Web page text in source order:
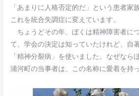
「あまりに人格否定的だ」という患者家
これを統合失調症に変えています。
ちょうどその年、ぼくは精神障害者に
て、学会の決定は知っていたけれど、自
「精神分裂病」を使いました。なぜなら
浦河町の当事者は、この名称に愛着を持